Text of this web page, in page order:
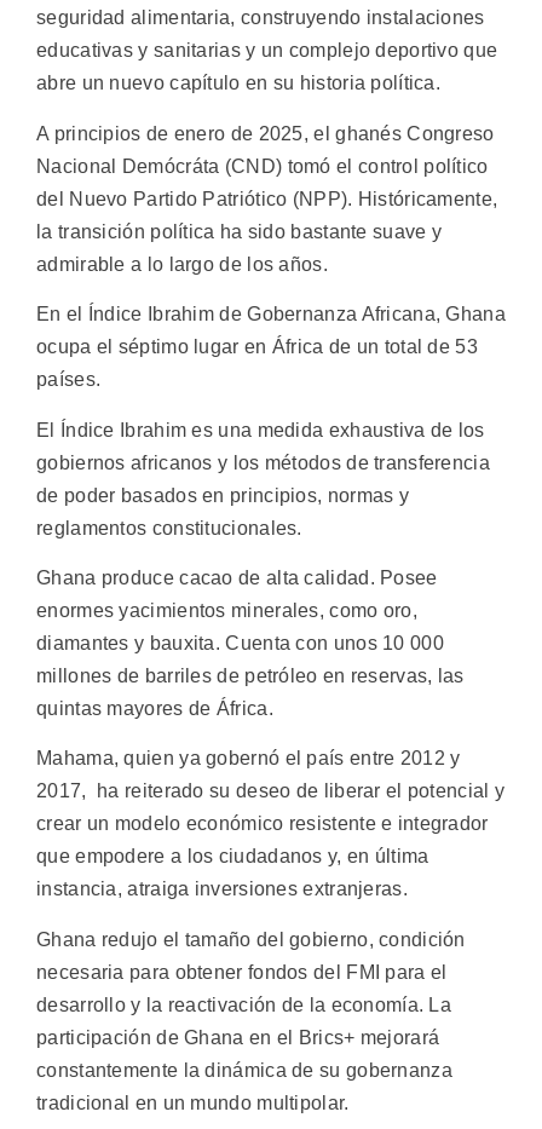
seguridad alimentaria, construyendo instalaciones
educativas y sanitarias y un complejo deportivo que
abre un nuevo capítulo en su historia política.
A principios de enero de 2025, el ghanés Congreso
Nacional Demócráta (CND) tomó el control político
del Nuevo Partido Patriótico (NPP). Históricamente,
la transición política ha sido bastante suave y
admirable a lo largo de los años.
En el Índice Ibrahim de Gobernanza Africana, Ghana
ocupa el séptimo lugar en África de un total de 53
países.
El Índice Ibrahim es una medida exhaustiva de los
gobiernos africanos y los métodos de transferencia
de poder basados en principios, normas y
reglamentos constitucionales.
Ghana produce cacao de alta calidad. Posee
enormes yacimientos minerales, como oro,
diamantes y bauxita. Cuenta con unos 10 000
millones de barriles de petróleo en reservas, las
quintas mayores de África.
Mahama, quien ya gobernó el país entre 2012 y
2017, ha reiterado su deseo de liberar el potencial y
crear un modelo económico resistente e integrador
que empodere a los ciudadanos y, en última
instancia, atraiga inversiones extranjeras.
Ghana redujo el tamaño del gobierno, condición
necesaria para obtener fondos del FMI para el
desarrollo y la reactivación de la economía. La
participación de Ghana en el Brics+ mejorará
constantemente la dinámica de su gobernanza
tradicional en un mundo multipolar.